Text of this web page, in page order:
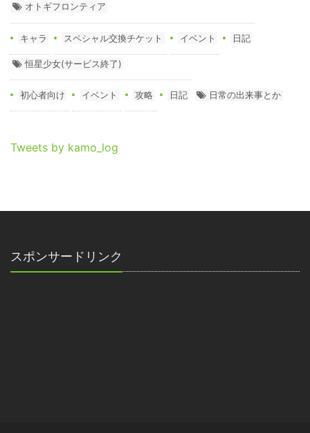
オトギフロンティア
キャラ スペシャル交換チケット イベント 日記
恒星少女(サービス終了)
初心者向け イベント 攻略 日記 日常の出来事とか
Tweets by kamo_log
スポンサードリンク